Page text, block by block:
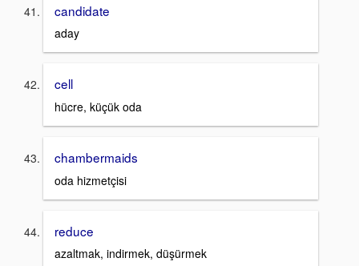
candidate
aday
cell
hücre, küçük oda
chambermaids
oda hizmetçisi
reduce
azaltmak, indirmek, düşürmek